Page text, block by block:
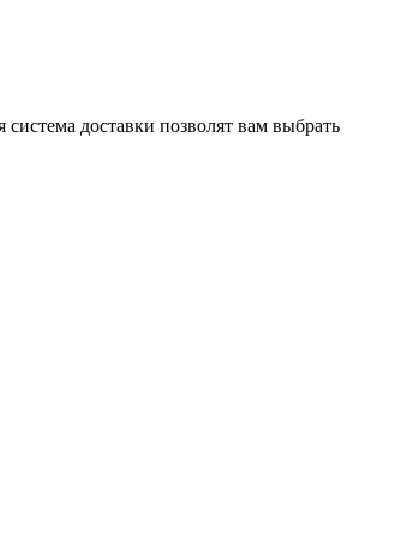
доставки позволят вам выбрать